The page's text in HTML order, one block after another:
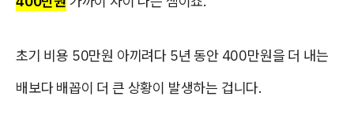
초기 비용 50만원 아끼려다 5년 동안 400만원을 더 내는
배보다 배꼽이 더 큰 상황이 발생하는 겁니다.